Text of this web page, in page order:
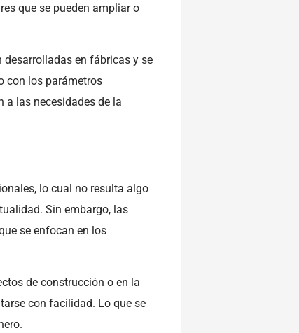
que se pueden ampliar o
en fábricas y se
con los parámetros
a las necesidades de la
lo cual no resulta algo
Sin embargo, las
se enfocan en los
de construcción o en la
con facilidad. Lo que se